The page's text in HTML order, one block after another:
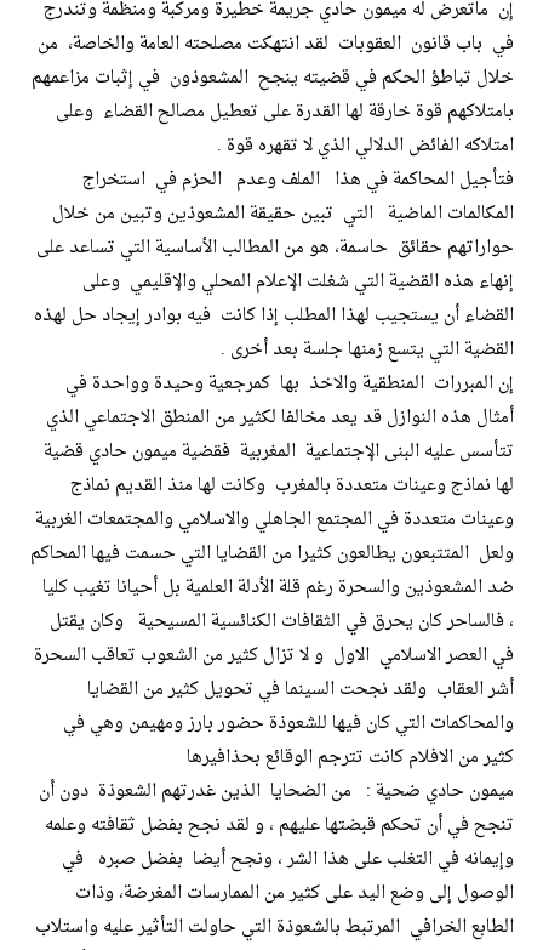
إن ماتعرض له ميمون حادي جريمة خطيرة ومركبة ومنظمة وتندرج
في باب قانون العقوبات لقد انتهكت مصلحته العامة والخاصة، من
خلال تباطؤ الحكم في قضيته ينجح المشعوذون في إثبات مزاعمهم
بامتلاكهم قوة خارقة لها القدرة على تعطيل مصالح القضاء وعلى
امتلاكه الفائض الدلالي الذي لا تقهره قوة .
فتأجيل المحاكمة في هذا الملف وعدم الحزم في استخراج
المكالمات الماضية التي تبين حقيقة المشعوذين وتبين من خلال
حواراتهم حقائق حاسمة، هو من المطالب الأساسية التي تساعد على
إنهاء هذه القضية التي شغلت الإعلام المحلي والإقليمي وعلى
القضاء أن يستجيب لهذا المطلب إذا كانت فيه بوادر إيجاد حل لهذه
القضية التي يتسع زمنها جلسة بعد أخرى .
إن المبررات المنطقية والاخذ بها كمرجعية وحيدة وواحدة في
أمثال هذه النوازل قد يعد مخالفا لكثير من المنطق الاجتماعي الذي
تتأسس عليه البنى الإجتماعية المغربية فقضية ميمون حادي قضية
لها نماذج وعينات متعددة بالمغرب وكانت لها منذ القديم نماذج
وعينات متعددة في المجتمع الجاهلي والاسلامي والمجتمعات الغربية
ولعل المتتبعون يطالعون كثيرا من القضايا التي حسمت فيها المحاكم
ضد المشعوذين والسحرة رغم قلة الأدلة العلمية بل أحيانا تغيب كليا
، فالساحر كان يحرق في الثقافات الكنائسية المسيحية وكان يقتل
في العصر الاسلامي الاول و لا تزال كثير من الشعوب تعاقب السحرة
أشر العقاب ولقد نجحت السينما في تحويل كثير من القضايا
والمحاكمات التي كان فيها للشعوذة حضور بارز ومهيمن وهي في
كثير من الافلام كانت تترجم الوقائع بحذافيرها
ميمون حادي ضحية : من الضحايا الذين غدرتهم الشعوذة دون أن
تنجح في أن تحكم قبضتها عليهم ، و لقد نجح بفضل ثقافته وعلمه
وإيمانه في التغلب على هذا الشر ، ونجح أيضا بفضل صبره في
الوصول إلى وضع اليد على كثير من الممارسات المغرضة، وذات
الطابع الخرافي المرتبط بالشعوذة التي حاولت التأثير عليه واستلاب